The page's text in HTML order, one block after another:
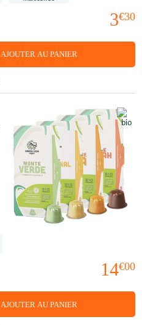
3€30
AJOUTER AU PANIER
14€00
AJOUTER AU PANIER